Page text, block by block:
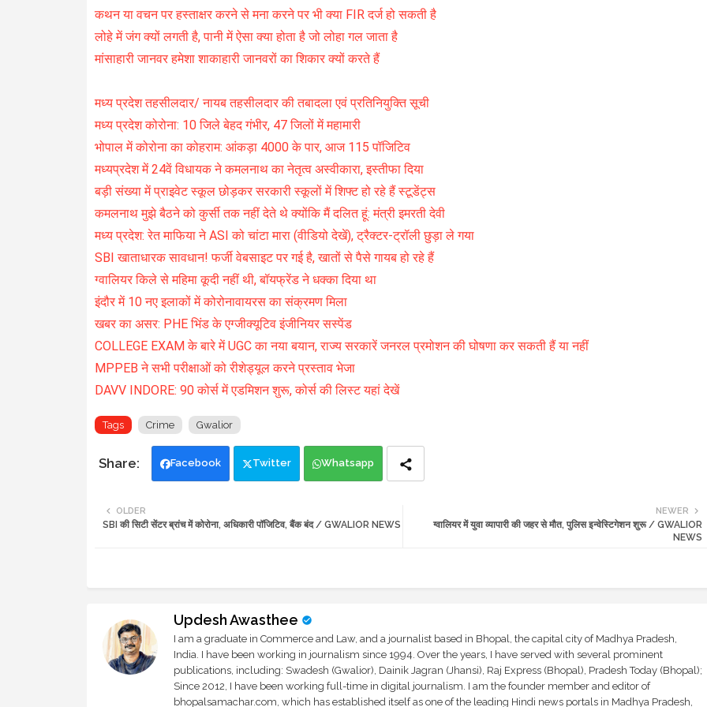
कथन या वचन पर हस्ताक्षर करने से मना करने पर भी क्या FIR दर्ज हो सकती है
लोहे में जंग क्यों लगती है, पानी में ऐसा क्या होता है जो लोहा गल जाता है
मांसाहारी जानवर हमेशा शाकाहारी जानवरों का शिकार क्यों करते हैं
मध्य प्रदेश तहसीलदार/ नायब तहसीलदार की तबादला एवं प्रतिनियुक्ति सूची
मध्य प्रदेश कोरोना: 10 जिले बेहद गंभीर, 47 जिलों में महामारी
भोपाल में कोरोना का कोहराम: आंकड़ा 4000 के पार, आज 115 पॉजिटिव
मध्यप्रदेश में 24वें विधायक ने कमलनाथ का नेतृत्व अस्वीकारा, इस्तीफा दिया
बड़ी संख्या में प्राइवेट स्कूल छोड़कर सरकारी स्कूलों में शिफ्ट हो रहे हैं स्टूडेंट्स
कमलनाथ मुझे बैठने को कुर्सी तक नहीं देते थे क्योंकि मैं दलित हूं: मंत्री इमरती देवी
मध्य प्रदेश: रेत माफिया ने ASI को चांटा मारा (वीडियो देखें), ट्रैक्टर-ट्रॉली छुड़ा ले गया
SBI खाताधारक सावधान! फर्जी वेबसाइट पर गई है, खातों से पैसे गायब हो रहे हैं
ग्वालियर किले से महिमा कूदी नहीं थी, बॉयफ्रेंड ने धक्का दिया था
इंदौर में 10 नए इलाकों में कोरोनावायरस का संक्रमण मिला
खबर का असर: PHE भिंड के एग्जीक्यूटिव इंजीनियर सस्पेंड
COLLEGE EXAM के बारे में UGC का नया बयान, राज्य सरकारें जनरल प्रमोशन की घोषणा कर सकती हैं या नहीं
MPPEB ने सभी परीक्षाओं को रीशेड्यूल करने प्रस्ताव भेजा
DAVV INDORE: 90 कोर्स में एडमिशन शुरू, कोर्स की लिस्ट यहां देखें
Tags Crime Gwalior
Facebook Twitter Whatsapp
NEWER
ग्वालियर में युवा व्यापारी की जहर से मौत, पुलिस इन्वेस्टिगेशन शुरू / GWALIOR
NEWS
OLDER
SBI की सिटी सेंटर ब्रांच में कोरोना, अधिकारी पॉजिटिव, बैंक बंद / GWALIOR NEWS
Updesh Awasthee
I am a graduate in Commerce and Law, and a journalist based in Bhopal, the capital city of Madhya Pradesh,
India. I have been working in journalism since 1994. Over the years, I have served with several prominent
publications, including: Swadesh (Gwalior), Dainik Jagran (Jhansi), Raj Express (Bhopal), Pradesh Today (Bhopal);
Since 2012, I have been working full-time in digital journalism. I am the founder member and editor of
bhopalsamachar.com, which has established itself as one of the leading Hindi news portals in Madhya Pradesh,